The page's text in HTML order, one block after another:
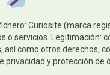
Curiosite (marca
o servicios. Legitimación:
así como otros derechos,
privacidad y protección de